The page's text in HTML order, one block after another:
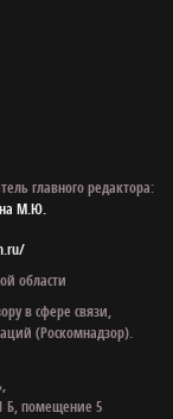
главного редактора:
М.Ю.
области
в сфере связи,
(Роскомнадзор).
Б, помещение 5